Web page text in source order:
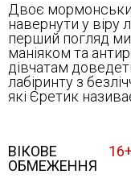
Двоє
навернути у віру
перший погляд
маніяком та
дівчатам
лабіринту з
які Єретик
ВІКОВЕ
ОБМЕЖЕННЯ
16+